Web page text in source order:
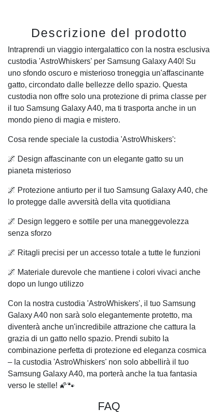
Descrizione del prodotto
Intraprendi un viaggio intergalattico con la nostra esclusiva
custodia 'AstroWhiskers' per Samsung Galaxy A40! Su
uno sfondo oscuro e misterioso troneggia un'affascinante
gatto, circondato dalle bellezze dello spazio. Questa
custodia non offre solo una protezione di prima classe per
il tuo Samsung Galaxy A40, ma ti trasporta anche in un
mondo pieno di magia e mistero.
Cosa rende speciale la custodia 'AstroWhiskers':
🌌 Design affascinante con un elegante gatto su un
pianeta misterioso
🌌 Protezione antiurto per il tuo Samsung Galaxy A40, che
lo protegge dalle avversità della vita quotidiana
🌌 Design leggero e sottile per una maneggevolezza
senza sforzo
🌌 Ritagli precisi per un accesso totale a tutte le funzioni
🌌 Materiale durevole che mantiene i colori vivaci anche
dopo un lungo utilizzo
Con la nostra custodia 'AstroWhiskers', il tuo Samsung
Galaxy A40 non sarà solo elegantemente protetto, ma
diventerà anche un'incredibile attrazione che cattura la
grazia di un gatto nello spazio. Prendi subito la
combinazione perfetta di protezione ed eleganza cosmica
– la custodia 'AstroWhiskers' non solo abbellirà il tuo
Samsung Galaxy A40, ma porterà anche la tua fantasia
verso le stelle! 🌠🐾
FAQ